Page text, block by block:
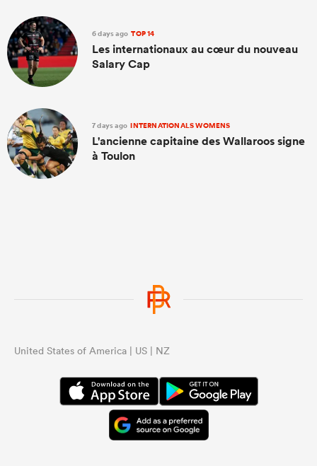
6 days ago TOP 14
Les internationaux au cœur du nouveau
Salary Cap
7 days ago INTERNATIONALS WOMENS
L'ancienne capitaine des Wallaroos signe
à Toulon
United States of America | US | NZ